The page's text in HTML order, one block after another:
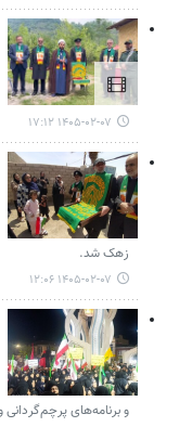
۱۴۰۵-۰۲-۰۷ ۱۷:۱۲
زهک شد.
۱۴۰۵-۰۲-۰۷ ۱۲:۰۶
و برنامه‌های